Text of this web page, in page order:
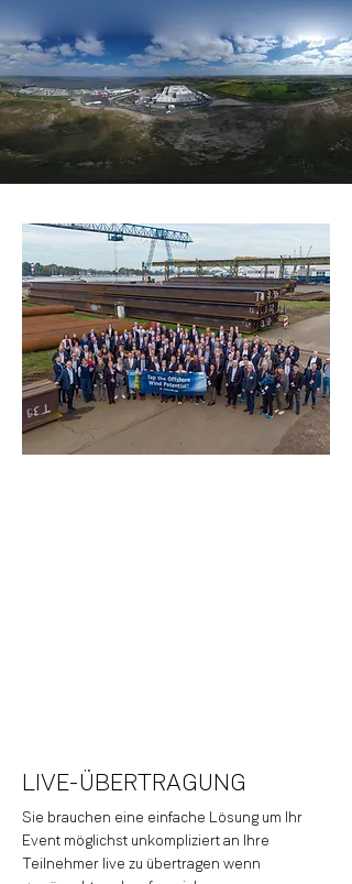
LIVE-ÜBERTRAGUNG
Sie brauchen eine einfache Lösung um Ihr
Event möglichst unkompliziert an Ihre
Teilnehmer live zu übertragen wenn